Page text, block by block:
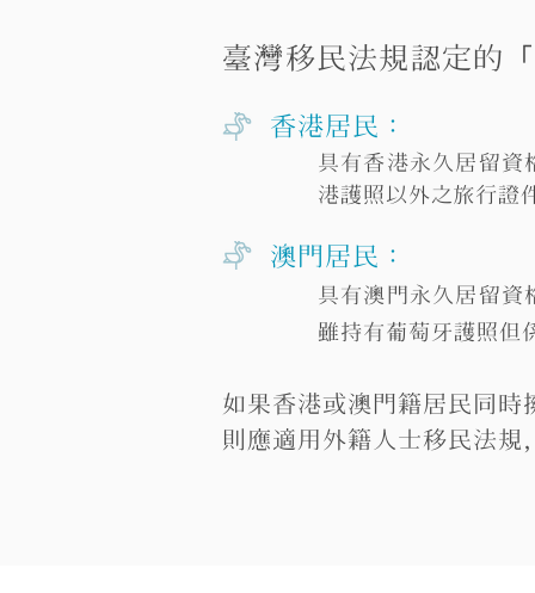
臺灣移民法規認定的「
香港居民：
具有香港永久居留資
港護照以外之旅行證
澳門居民：
具有澳門永久居留資
雖持有葡萄牙護照但
如果香港或澳門籍居民同時
則應適用外籍人士移民法